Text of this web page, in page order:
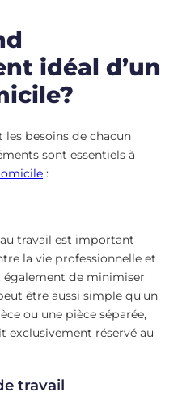
idéal d’un
les besoins de chacun
sont essentiels à
:
travail est important
la vie professionnelle et
également de minimiser
être aussi simple qu’un
ou une pièce séparée,
exclusivement réservé au
travail